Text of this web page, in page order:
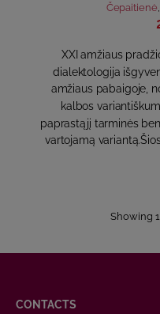
Čepaitienė
XXI amžiaus
dialektologija
amžiaus pabaigoje,
kalbos
paprastąjį tarminės
vartojamą
Showing
CONTACTS